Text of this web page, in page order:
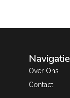
Navigatie
Over Ons
Contact